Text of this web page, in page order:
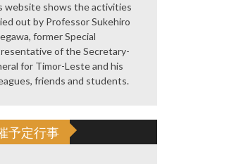
website shows the activities
out by Professor Sukehiro
former Special
of the Secretary-
for Timor-Leste and his
friends and students.
予定行事